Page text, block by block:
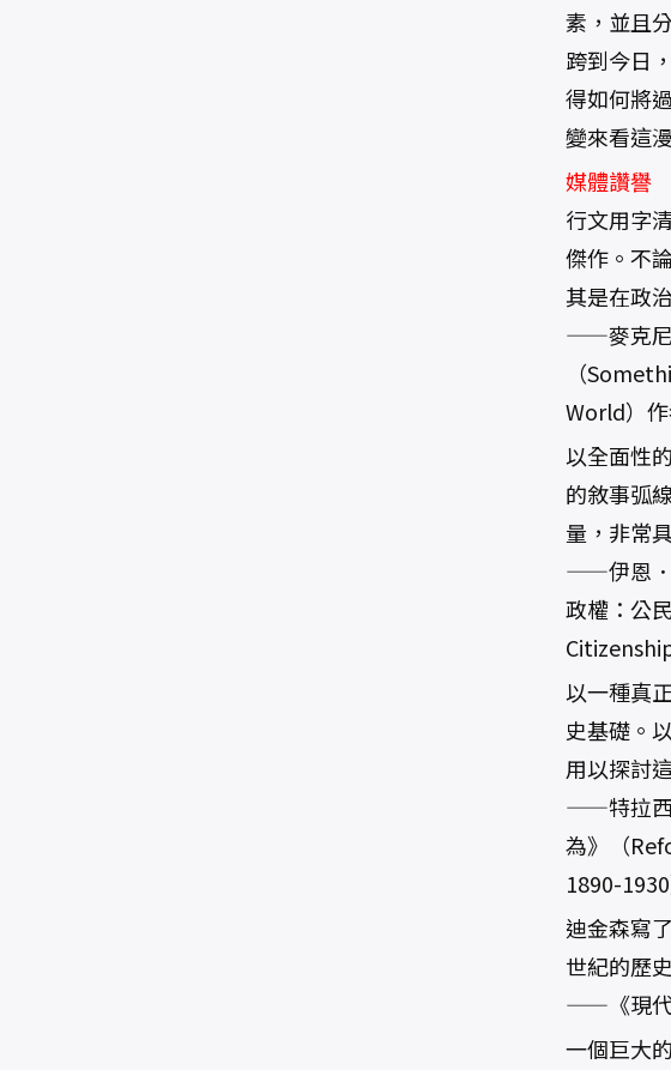
素，並且
跨到今日
得如何將
變來看這
媒體讚譽
行文用字
傑作。不
其是在政
——麥克尼
（
World）
以全面性
的敘事弧
量，非常
——伊恩．
政權：公
以一種真
史基礎。
用以探討
——特拉西
為》（
1890-
迪金森寫
世紀的歷
——《現代
一個巨大